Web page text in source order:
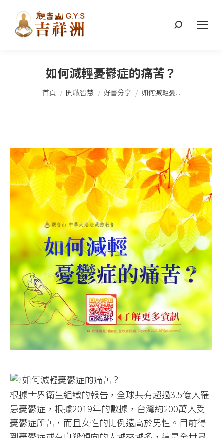
搜
如何減輕憂鬱症的痛苦？
您在這裡：
首頁 開啟智慧 好書分享 如何減輕憂...
如何減輕憂鬱症的痛苦？​
根據世界衛生組織的報告，全球共有超過3.5億人罹
患憂鬱症，根據2019年的數據，台灣約200萬人受
憂鬱症所苦，而且女性的比例遠高於男性。目前得